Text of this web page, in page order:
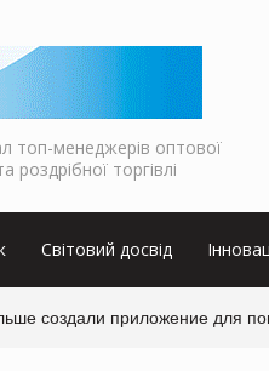
топ-менеджерів оптової
роздрібної торгівлі
Світовий досвід
создали приложение для